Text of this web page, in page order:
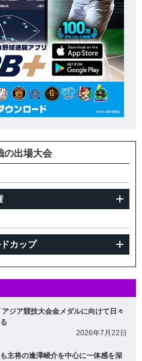
の出場大会
カップ
ジア競技大会金メダルに向けて日々
2026年7月22日
主将の逢澤崚介を中心に一体感を深